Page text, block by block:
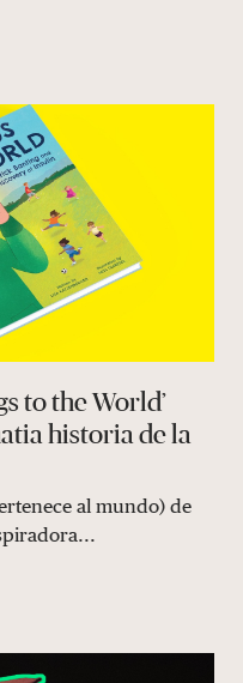
to the World’
historia de la
al mundo) de